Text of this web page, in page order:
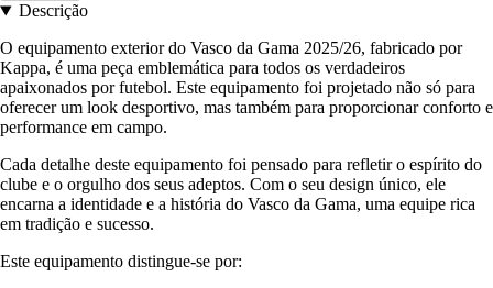
Descrição
O equipamento exterior do Vasco da Gama 2025/26, fabricado por
Kappa, é uma peça emblemática para todos os verdadeiros
apaixonados por futebol. Este equipamento foi projetado não só para
oferecer um look desportivo, mas também para proporcionar conforto e
performance em campo.
Cada detalhe deste equipamento foi pensado para refletir o espírito do
clube e o orgulho dos seus adeptos. Com o seu design único, ele
encarna a identidade e a história do Vasco da Gama, uma equipe rica
em tradição e sucesso.
Este equipamento distingue-se por: